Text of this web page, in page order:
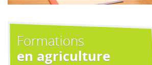
Formations
en agriculture